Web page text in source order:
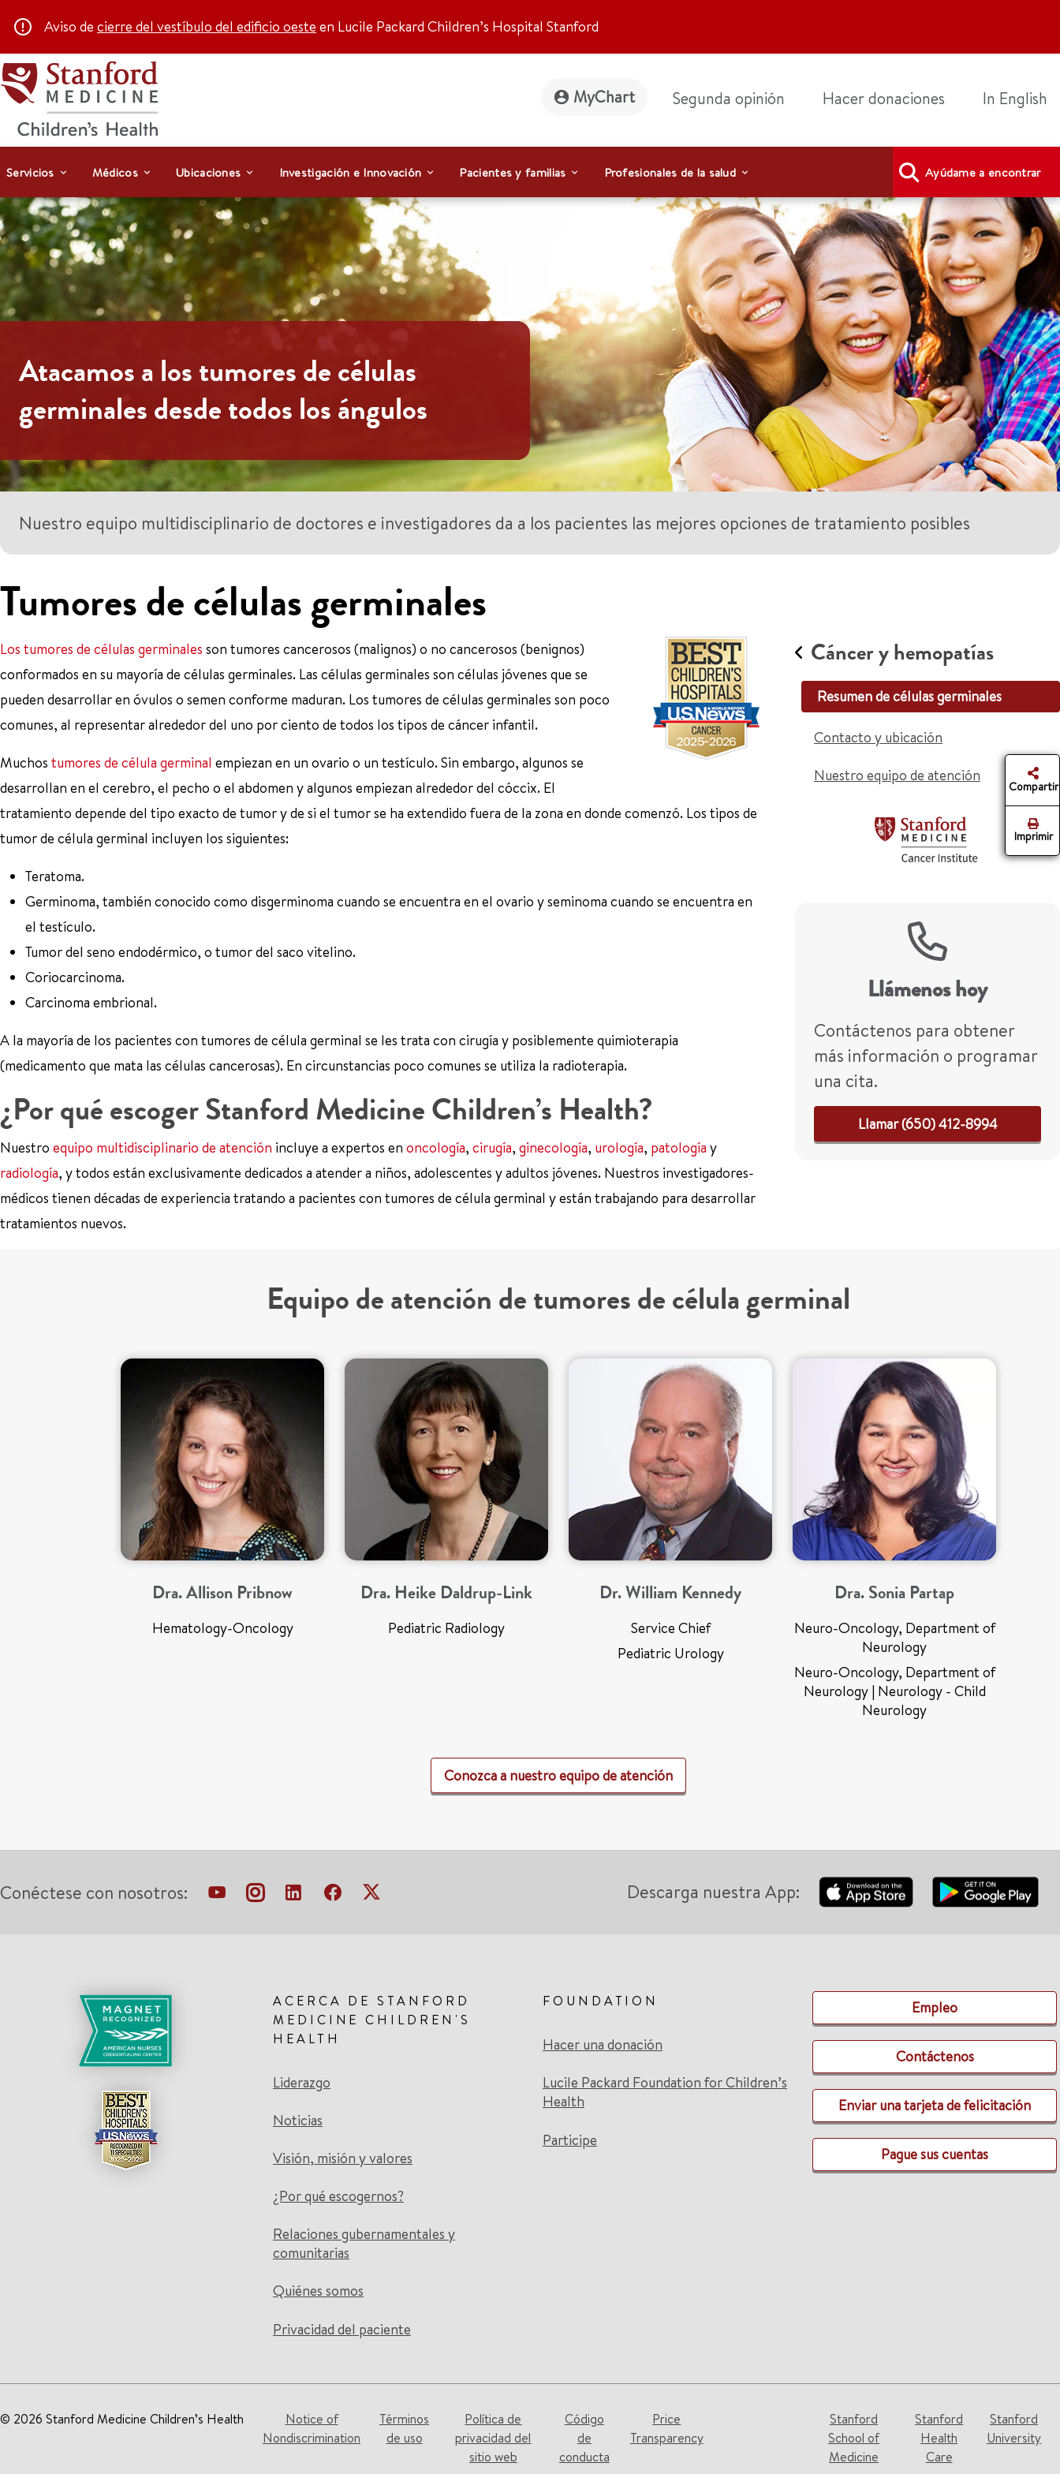
Aviso de cierre del vestíbulo del edificio oeste en Lucile Packard Children’s Hospital Stanford
MyChart Segunda opinión Hacer donaciones In English
Servicios Médicos Ubicaciones Investigación e Innovación Pacientes y familias Profesionales de la salud Ayúdame a encontrar
Atacamos a los tumores de células
germinales desde todos los ángulos
Nuestro equipo multidisciplinario de doctores e investigadores da a los pacientes las mejores opciones de tratamiento posibles
Tumores de células germinales
Los tumores de células germinales son tumores cancerosos (malignos) o no cancerosos (benignos)
conformados en su mayoría de células germinales. Las células germinales son células jóvenes que se
pueden desarrollar en óvulos o semen conforme maduran. Los tumores de células germinales son poco
comunes, al representar alrededor del uno por ciento de todos los tipos de cáncer infantil.
Muchos tumores de célula germinal empiezan en un ovario o un testículo. Sin embargo, algunos se
desarrollan en el cerebro, el pecho o el abdomen y algunos empiezan alrededor del cóccix. El
tratamiento depende del tipo exacto de tumor y de si el tumor se ha extendido fuera de la zona en donde comenzó. Los tipos de
tumor de célula germinal incluyen los siguientes:
Teratoma.
Germinoma, también conocido como disgerminoma cuando se encuentra en el ovario y seminoma cuando se encuentra en
el testículo.
Tumor del seno endodérmico, o tumor del saco vitelino.
Coriocarcinoma.
Carcinoma embrional.
A la mayoría de los pacientes con tumores de célula germinal se les trata con cirugía y posiblemente quimioterapia
(medicamento que mata las células cancerosas). En circunstancias poco comunes se utiliza la radioterapia.
¿Por qué escoger Stanford Medicine Children’s Health?
Nuestro equipo multidisciplinario de atención incluye a expertos en oncología, cirugía, ginecología, urología, patología y
radiología, y todos están exclusivamente dedicados a atender a niños, adolescentes y adultos jóvenes. Nuestros investigadores-
médicos tienen décadas de experiencia tratando a pacientes con tumores de célula germinal y están trabajando para desarrollar
tratamientos nuevos.
Cáncer y hemopatías
Resumen de células germinales
Contacto y ubicación
Nuestro equipo de atención
Llámenos hoy
Contáctenos para obtener
más información o programar
una cita.
Llamar (650) 412-8994
Compartir
Imprimir
Equipo de atención de tumores de célula germinal
Dra. Allison Pribnow
Hematology-Oncology
Dra. Heike Daldrup-Link
Pediatric Radiology
Dr. William Kennedy
Service Chief
Pediatric Urology
Dra. Sonia Partap
Neuro-Oncology, Department of
Neurology
Neuro-Oncology, Department of
Neurology | Neurology - Child
Neurology
Conozca a nuestro equipo de atención
Conéctese con nosotros: Descarga nuestra App:
ACERCA DE STANFORD
MEDICINE CHILDREN'S
HEALTH
Liderazgo
Noticias
Visión, misión y valores
¿Por qué escogernos?
Relaciones gubernamentales y
comunitarias
Quiénes somos
Privacidad del paciente
FOUNDATION
Hacer una donación
Lucile Packard Foundation for Children’s
Health
Participe
Empleo
Contáctenos
Enviar una tarjeta de felicitación
Pague sus cuentas
© 2026 Stanford Medicine Children’s Health
Notice of
Nondiscrimination
Términos
de uso
Política de
privacidad del
sitio web
Código
de
conducta
Price
Transparency
Stanford
School of
Medicine
Stanford
Health
Care
Stanford
University